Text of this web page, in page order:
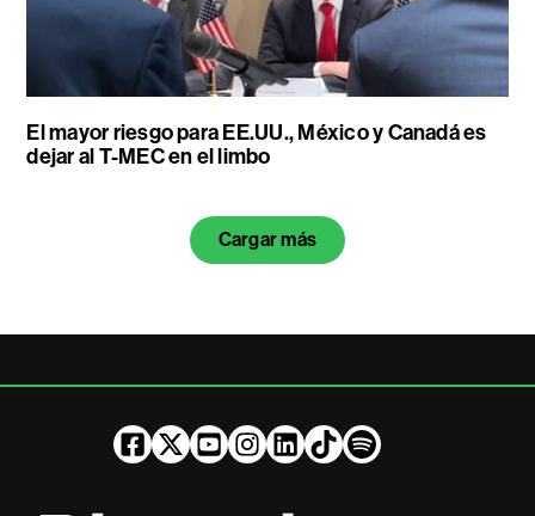
El mayor riesgo para EE.UU., México y Canadá es
dejar al T-MEC en el limbo
Cargar más